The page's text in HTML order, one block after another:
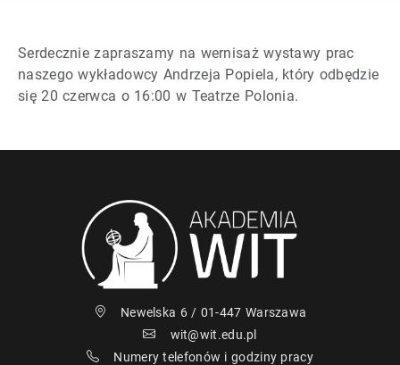
Serdecznie zapraszamy na wernisaż wystawy prac
naszego wykładowcy Andrzeja Popiela, który odbędzie
się 20 czerwca o 16:00 w Teatrze Polonia.
Newelska 6 / 01-447 Warszawa
wit@wit.edu.pl
Numery telefonów i godziny pracy